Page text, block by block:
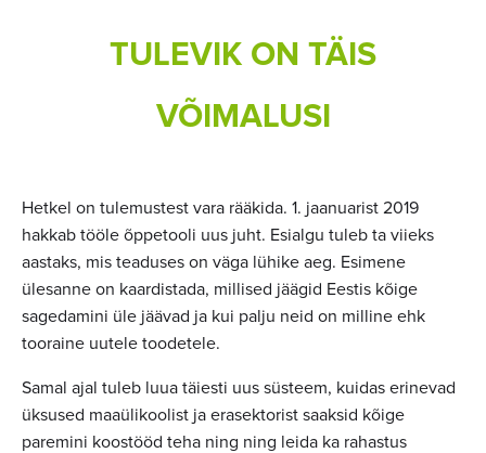
TULEVIK ON TÄIS
VÕIMALUSI
Hetkel on tulemustest vara rääkida. 1. jaanuarist 2019
hakkab tööle õppetooli uus juht. Esialgu tuleb ta viieks
aastaks, mis teaduses on väga lühike aeg. Esimene
ülesanne on kaardistada, millised jäägid Eestis kõige
sagedamini üle jäävad ja kui palju neid on milline ehk
tooraine uutele toodetele.
Samal ajal tuleb luua täiesti uus süsteem, kuidas erinevad
üksused maaülikoolist ja erasektorist saaksid kõige
paremini koostööd teha ning ning leida ka rahastus